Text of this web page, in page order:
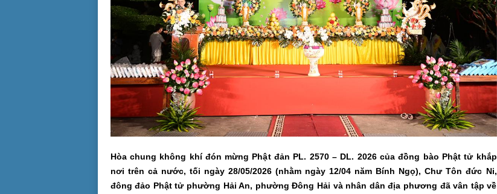
Hòa chung không khí đón mừng Phật đản PL. 2570 – DL. 2026 của đồng bào Phật tử khắp
nơi trên cả nước, tối ngày 28/05/2026 (nhằm ngày 12/04 năm Bính Ngọ), Chư Tôn đức Ni,
đông đảo Phật tử phường Hải An, phường Đông Hải và nhân dân địa phương đã vân tập về